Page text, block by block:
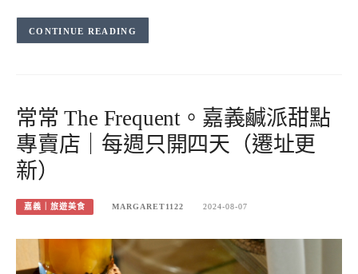
CONTINUE READING
常常 The Frequent。嘉義鹹派甜點
專賣店｜每週只開四天（遷址更
新）
嘉義｜旅遊美食 MARGARET1122 2024-08-07